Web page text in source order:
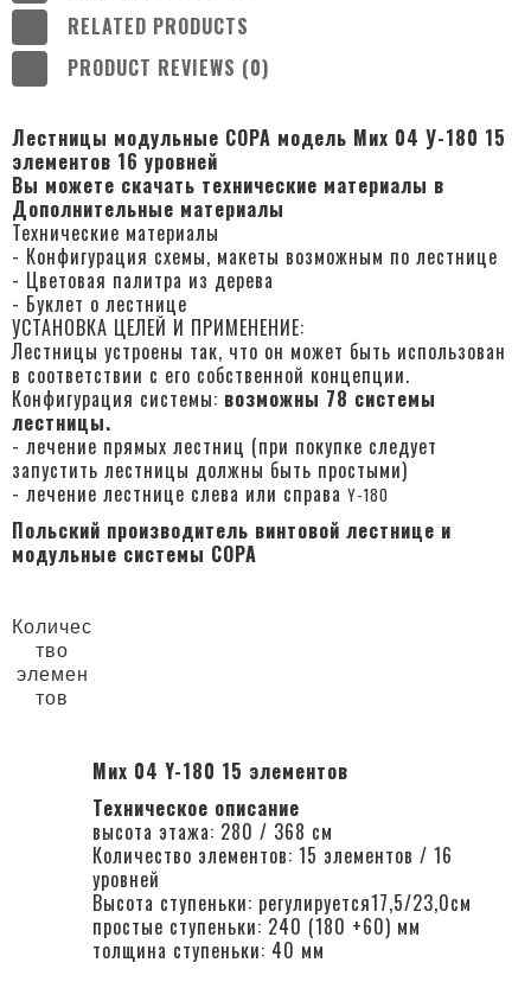
RELATED PRODUCTS
PRODUCT REVIEWS (0)
Лестницы модульные COPA модель Миx 04 У-180 15
элементов 16 уровней
Вы можете скачать технические материалы в
Дополнительные материалы
Технические материалы
- Конфигурация схемы, макеты возможным по лестнице
- Цветовая палитра из дерева
- Буклет о лестнице
УСТАНОВКА ЦЕЛЕЙ И ПРИМЕНЕНИЕ:
Лестницы устроены так, что он может быть использован
в соответствии с его собственной концепции.
Конфигурация системы: возможны 78 системы
лестницы.
- лечение прямых лестниц (при покупке следует
запустить лестницы должны быть простыми)
- лечение лестнице слева или справа Y-180
Польский производитель винтовой лестнице и
модульные системы COPA
Миx 04 Y-180 15 элементов
Техническое описание
высота этажа: 280 / 368 см
Количество элементов: 15 элементов / 16
уровней
Высота ступеньки: регулируется17,5/23,0см
простые ступеньки: 240 (180 +60) мм
толщина ступеньки: 40 мм
Количес
тво
элемен
тов